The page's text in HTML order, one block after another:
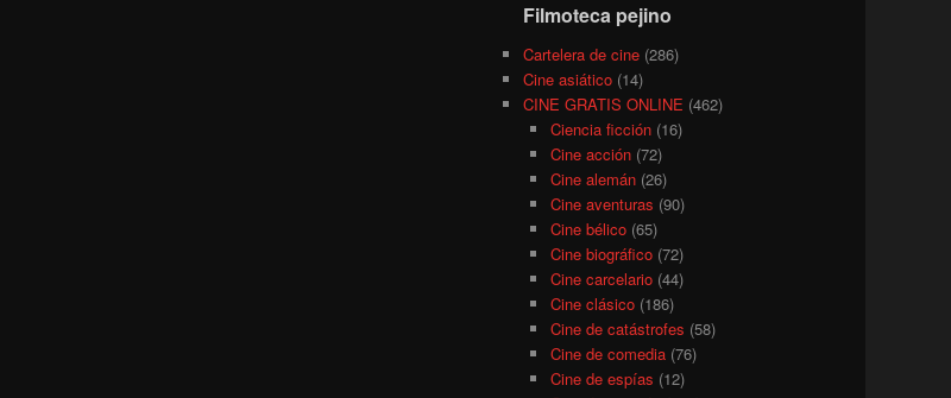
Filmoteca pejino
Cartelera de cine (286)
Cine asiático (14)
CINE GRATIS ONLINE (462)
Ciencia ficción(16)
Cine acción(72)
Cine alemán(26)
Cine aventuras (90)
Cine bélico(65)
Cine biográfico(72)
Cine carcelario(44)
Cine clásico(186)
Cine de catástrofes (58)
Cine de comedia(76)
Cine de espías (12)